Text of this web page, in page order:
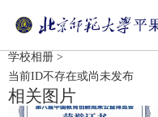
学校相册 >
当前ID不存在或尚未发布
相关图片